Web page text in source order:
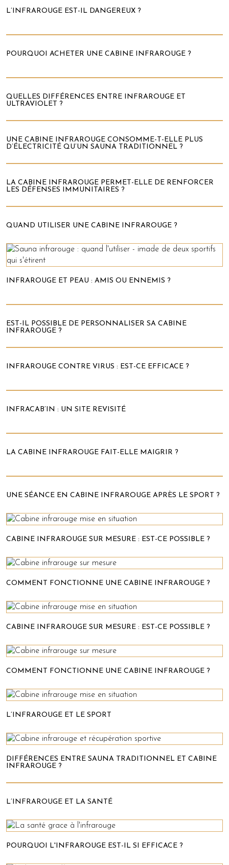
L’INFRAROUGE EST-IL DANGEREUX ?
POURQUOI ACHETER UNE CABINE INFRAROUGE ?
QUELLES DIFFÉRENCES ENTRE INFRAROUGE ET
ULTRAVIOLET ?
UNE CABINE INFRAROUGE CONSOMME-T-ELLE PLUS
D’ÉLECTRICITÉ QU’UN SAUNA TRADITIONNEL ?
LA CABINE INFRAROUGE PERMET-ELLE DE RENFORCER
LES DÉFENSES IMMUNITAIRES ?
QUAND UTILISER UNE CABINE INFRAROUGE ?
INFRAROUGE ET PEAU : AMIS OU ENNEMIS ?
EST-IL POSSIBLE DE PERSONNALISER SA CABINE
INFRAROUGE ?
INFRAROUGE CONTRE VIRUS : EST-CE EFFICACE ?
INFRACAB’IN : UN SITE REVISITÉ
LA CABINE INFRAROUGE FAIT-ELLE MAIGRIR ?
UNE SÉANCE EN CABINE INFRAROUGE APRÈS LE SPORT ?
CABINE INFRAROUGE SUR MESURE : EST-CE POSSIBLE ?
COMMENT FONCTIONNE UNE CABINE INFRAROUGE ?
CABINE INFRAROUGE SUR MESURE : EST-CE POSSIBLE ?
COMMENT FONCTIONNE UNE CABINE INFRAROUGE ?
L’INFRAROUGE ET LE SPORT
DIFFÉRENCES ENTRE SAUNA TRADITIONNEL ET CABINE
INFRAROUGE ?
L’INFRAROUGE ET LA SANTÉ
POURQUOI L'INFRAROUGE EST-IL SI EFFICACE ?